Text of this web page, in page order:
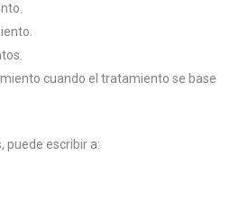
cuando el tratamiento se base
puede escribir a: